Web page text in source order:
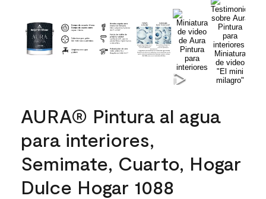
AURA® Pintura al agua
para interiores,
Semimate, Cuarto, Hogar
Dulce Hogar 1088